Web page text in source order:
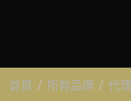
首頁 / 所有品牌 / 代